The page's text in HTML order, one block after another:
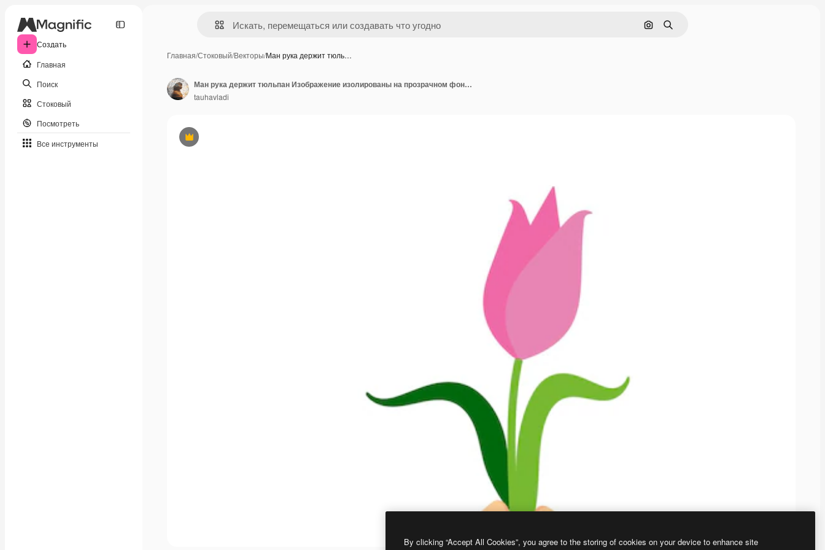
Создать
Главная
Поиск
Стоковый
Посмотреть
Все инструменты
Поиск по изображению
Поиск
Главная/Стоковый/Векторы/Ман рука держит тюль…
Премиум
Ман рука держит тюльпан Изображение изолированы на прозрачном фоне мультяшный плоский стиль
tauhavladi
By clicking “Accept All Cookies”, you agree to the storing of cookies on your device to enhance site